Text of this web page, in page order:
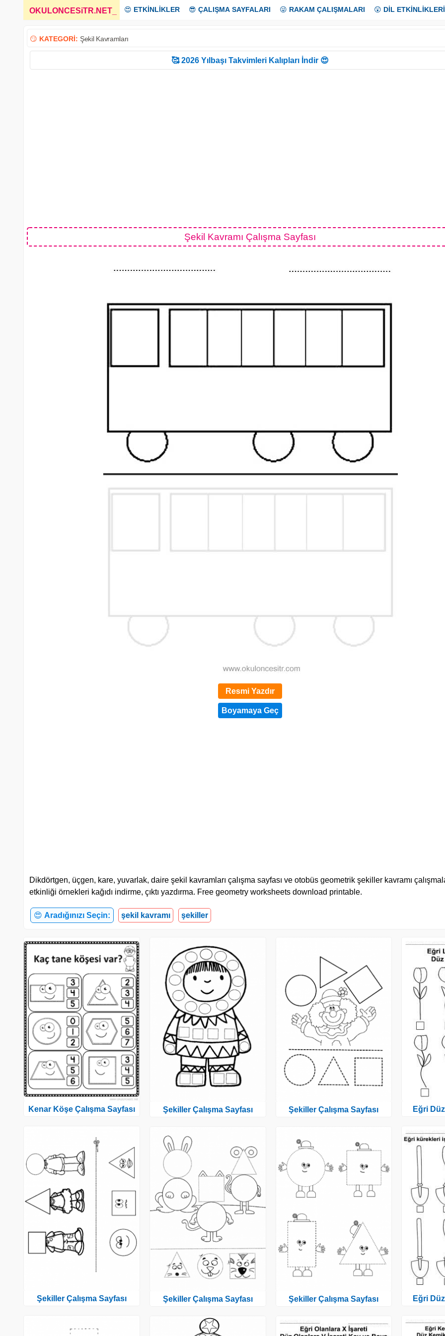
OKULONCESiTR.NET 😍 ETKİNLİKLER 😎 ÇALIŞMA SAYFALARI 😜 RAKAM ÇALIŞMALARI 😲 DİL ETKİNLİKLERİ
😏 KATEGORİ: Şekil Kavramları
🥰 2026 Yılbaşı Takvimleri Kalıpları İndir 😍
Şekil Kavramı Çalışma Sayfası
Resmi Yazdır
Dikdörtgen, üçgen, kare, yuvarlak, daire şekil kavramları çalışma sayfası ve otobüs geometrik şekiller kavramı
etkinliği örnekleri kağıdı indirme, çıktı yazdırma. Free geometry worksheets download printable.
😍 Aradığınızı Seçin: şekil kavramı şekiller
Kenar Köşe Çalışma Sayfası
Şekiller Çalışma Sayfası
Şekiller Çalışma Sayfası
Şekiller Çalışma Sayfası
Şekiller Çalışma Sayfası
Şekiller Çalışma Sayfası
Eğri
Eğri